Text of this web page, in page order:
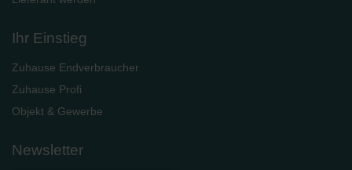
Ihr Einstieg
Zuhause Endverbraucher
Zuhause Profi
Objekt & Gewerbe
Newsletter